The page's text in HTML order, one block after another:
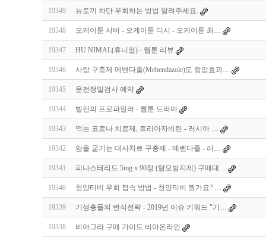
19349 뉴토끼 차단 우회하는 방법 알려주세요.
19348 오케이툰 서버 - 오케이툰 디시 - 오케이툰 최…
19347 HU NIMAL(휴니멀) - 웹툰 리뷰
19346 사람 구충제 메벤다졸(Mebendazole)도 항암효과…
19345 운전정밀검사 예약
19344 빌런의 프로파일러 - 웹툰 드라마
19343 먹는 코로나 치료제, 트리아자비린 - 러시아 …
19342 암을 굶기는 대사치료 구충제 - 메벤다졸 - 러…
19341 피나스테리드 5mg x 90정 (탈모방지제) 구매대…
19340 청양티비 우회 접속 방법 - 청양티비 뭔가요? …
19339 기생충들의 번식전략 - 2019년 이슈 키워드 "기…
19338 비아그라 구매 가이드 비아온라인